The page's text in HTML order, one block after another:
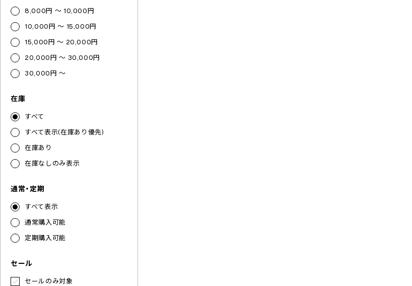
8,000円 ～ 10,000円
10,000円 ～ 15,000円
15,000円 ～ 20,000円
20,000円 ～ 30,000円
30,000円 ～
在庫
すべて
すべて表示(在庫あり優先)
在庫あり
在庫なしのみ表示
通常・定期
すべて表示
通常購入可能
定期購入可能
セール
セールのみ対象